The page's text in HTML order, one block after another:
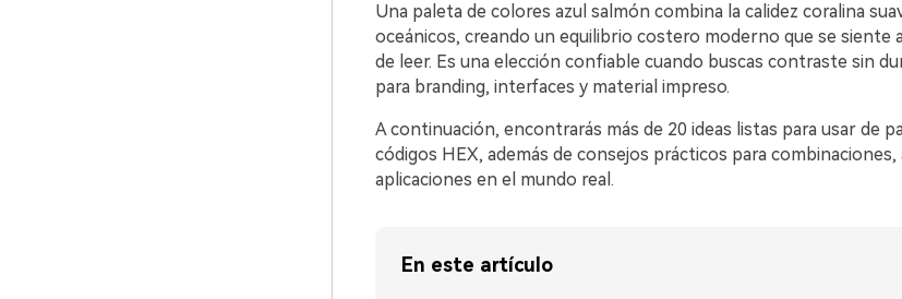
Una paleta de colores azul salmón combina la calidez coralina
oceánicos, creando un equilibrio costero moderno que se siente
de leer. Es una elección confiable cuando buscas contraste sin
para branding, interfaces y material impreso.
A continuación, encontrarás más de 20 ideas listas para usar de
códigos HEX, además de consejos prácticos para combinaciones,
aplicaciones en el mundo real.
En este artículo